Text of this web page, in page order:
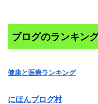
ブログのランキン
健康と医療ランキング
にほんブログ村